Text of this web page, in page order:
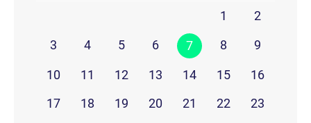
1
2
3
4 5 6 7 8 9
10 11 12 13 14 15
16
17
18 19 20 21 22
23